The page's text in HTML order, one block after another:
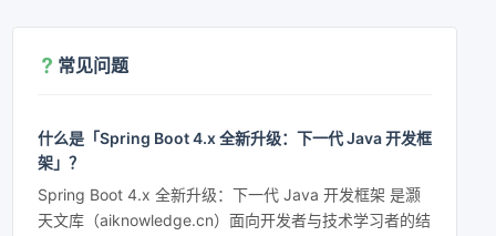
常见问题
什么是「Spring Boot 4.x 全新升级：下一代 Java 开发框
架」？
Spring Boot 4.x 全新升级：下一代 Java 开发框架 是灏
天文库（aiknowledge.cn）面向开发者与技术学习者的结